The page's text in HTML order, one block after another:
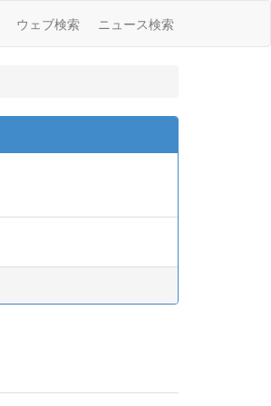
ウェブ検索 ニュース検索